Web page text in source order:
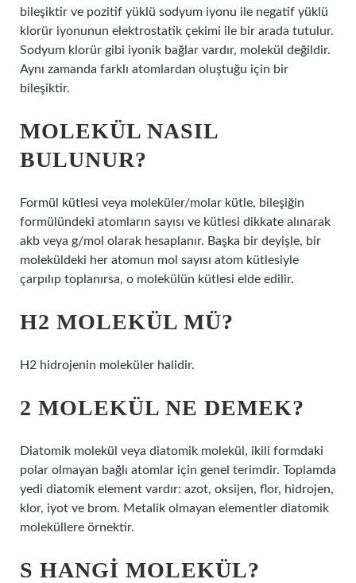
bileşiktir ve pozitif yüklü sodyum iyonu ile negatif yüklü
klorür iyonunun elektrostatik çekimi ile bir arada tutulur.
Sodyum klorür gibi iyonik bağlar vardır, molekül değildir.
Aynı zamanda farklı atomlardan oluştuğu için bir
bileşiktir.
MOLEKÜL NASIL
BULUNUR?
Formül kütlesi veya moleküler/molar kütle, bileşiğin
formülündeki atomların sayısı ve kütlesi dikkate alınarak
akb veya g/mol olarak hesaplanır. Başka bir deyişle, bir
moleküldeki her atomun mol sayısı atom kütlesiyle
çarpılıp toplanırsa, o molekülün kütlesi elde edilir.
H2 MOLEKÜL MÜ?
H2 hidrojenin moleküler halidir.
2 MOLEKÜL NE DEMEK?
Diatomik molekül veya diatomik molekül, ikili formdaki
polar olmayan bağlı atomlar için genel terimdir. Toplamda
yedi diatomik element vardır: azot, oksijen, flor, hidrojen,
klor, iyot ve brom. Metalik olmayan elementler diatomik
moleküllere örnektir.
S HANGI MOLEKÜL?